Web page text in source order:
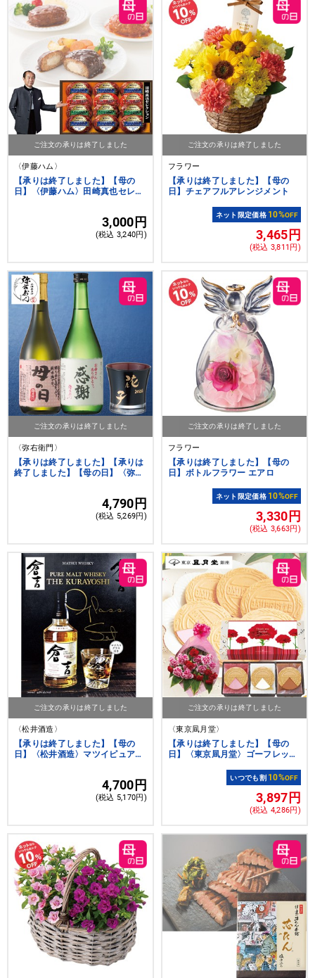
ご注文の承りは終了しました
〈伊藤ハム〉
【承りは終了しました】【母の
日】〈伊藤ハム〉田崎真也セレク
3,000円
(税込 3,240円)
ご注文の承りは終了しました
フラワー
【承りは終了しました】【母の
日】チェアフルアレンジメント
ネット限定価格 10%OFF
3,465円
(税込 3,811円)
ご注文の承りは終了しました
〈弥右衛門〉
【承りは終了しました】【承りは
終了しました】【母の日】〈弥右
4,790円
(税込 5,269円)
ご注文の承りは終了しました
フラワー
【承りは終了しました】【母の
日】ボトルフラワー エアロ
ネット限定価格 10%OFF
3,330円
(税込 3,663円)
ご注文の承りは終了しました
〈松井酒造〉
【承りは終了しました】【母の
日】〈松井酒造〉マツイピュアモ
4,700円
(税込 5,170円)
ご注文の承りは終了しました
〈東京凬月堂〉
【承りは終了しました】【母の
日】〈東京凬月堂〉ゴーフレット
いつでも割 10%OFF
3,897円
(税込 4,286円)